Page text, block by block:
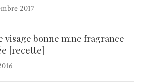
2017
visage bonne mine fragrance
[recette]